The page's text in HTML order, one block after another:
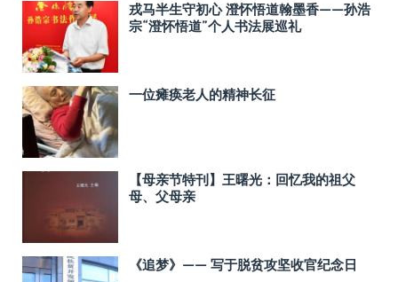
戎马半生守初心 澄怀悟道翰墨香——孙浩
宗“澄怀悟道”个人书法展巡礼
一位瘫痪老人的精神长征
【母亲节特刊】王曙光：回忆我的祖父
母、父母亲
《追梦》—— 写于脱贫攻坚收官纪念日